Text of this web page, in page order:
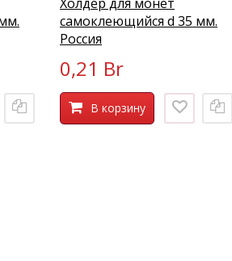
Холдер для монет
самоклеющийся d 35 мм.
Россия
0,21 Br
В корзину